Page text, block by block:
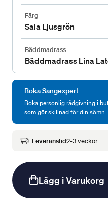
Färg
Sala Ljusgrön
Bäddmadrass
Bäddmadrass Lina
Boka Sängexpert
Boka personlig rådgivning i
som gör skillnad för din sömn.
Leveranstid2-3 veckor
Lägg i Varukorg